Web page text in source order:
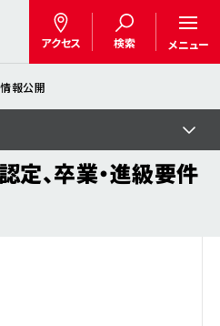
アクセス 検索 メニュー
情報公開
定、卒業・進級要件